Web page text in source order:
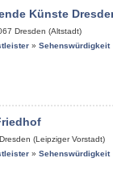
Künste
Dresden (Altstadt)
» Sehenswürdigkeit
Dresden (Leipziger Vorstadt)
» Sehenswürdigkeit